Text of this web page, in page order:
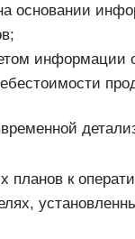
основании
информации
планов к